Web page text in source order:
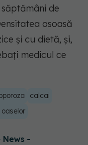
de
osoasă
și cu dietă, și,
medicul ce
calcai
oaselor
-